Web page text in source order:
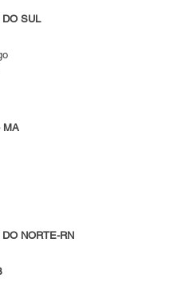
SUL
MA
NORTE-RN